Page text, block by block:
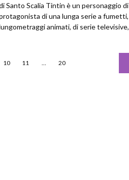
Santo Scalia Tintin è un personaggio
di una lunga serie a fumetti,
animati, di serie
10 11 … 20